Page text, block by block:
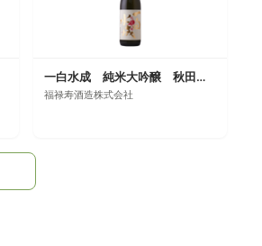
一白水成 純米大吟醸 秋田酒こまち
福禄寿酒造株式会社